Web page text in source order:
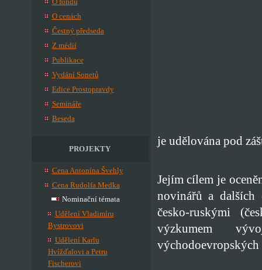
O cenách
Čestný předseda
Z médií
Publikace
Vydání Sonetů
Edice Prostopravdy
Semináře
Beseda
PROJEKTY
Cena Antonína Švehly
Cena Rudolfa Medka
Nominační témata
Udělení Vladimíru
Bystrovovi
Udělení Karlu
Hvížďalovi a Petru
Fischerovi
je udělována pod
Jejím cílem je
novinářů a
česko-ruskými
výzkumem
východoevropských